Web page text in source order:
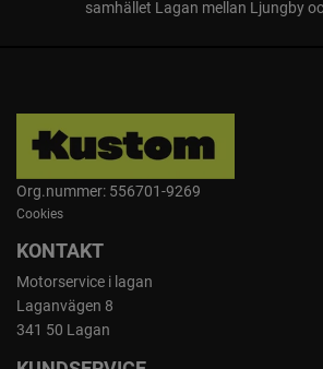
samhället Lagan mellan Ljungby
Org.nummer: 556701-9269
Cookies
KONTAKT
Motorservice i lagan
Laganvägen 8
341 50 Lagan